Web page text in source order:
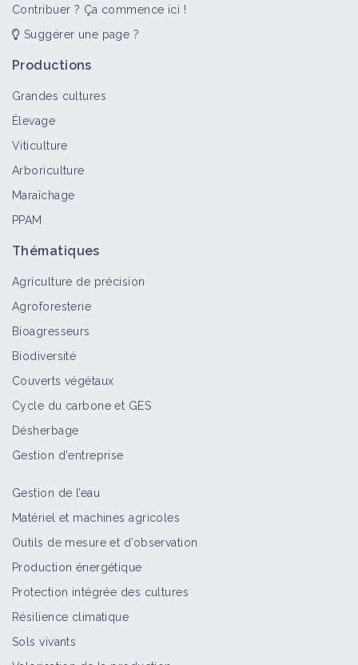
Contribuer ? Ça commence ici !
Suggérer une page ?
Productions
Grandes cultures
Élevage
Viticulture
Arboriculture
Maraîchage
PPAM
Thématiques
Agriculture de précision
Agroforesterie
Bioagresseurs
Biodiversité
Couverts végétaux
Cycle du carbone et GES
Désherbage
Gestion d'entreprise
Gestion de l’eau
Matériel et machines agricoles
Outils de mesure et d’observation
Production énergétique
Protection intégrée des cultures
Résilience climatique
Sols vivants